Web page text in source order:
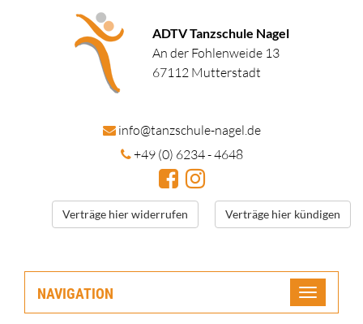
ADTV Tanzschule Nagel
An der Fohlenweide 13
67112 Mutterstadt
info@tanzschule-nagel.de
+49 (0) 6234 - 4648
Verträge hier widerrufen Verträge hier kündigen
NAVIGATION
Toggle